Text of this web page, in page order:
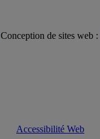
Conception de sites web :
Accessibilité Web